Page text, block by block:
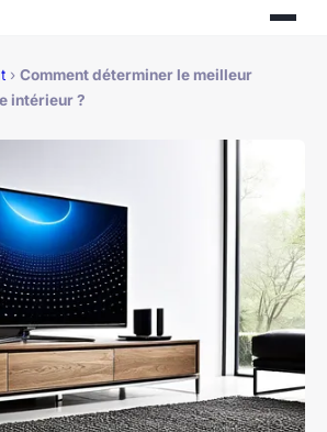
› Comment déterminer le meilleur
intérieur ?